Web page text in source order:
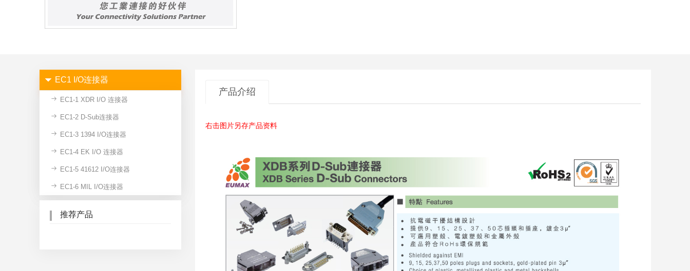
EC1 I/O连接器
EC1-1 XDR I/O 连接器
EC1-2 D-Sub连接器
EC1-3 1394 I/O连接器
EC1-4 EK I/O 连接器
EC1-5 41612 I/O连接器
EC1-6 MIL I/O连接器
推荐产品
产品介绍
右击图片另存产品资料